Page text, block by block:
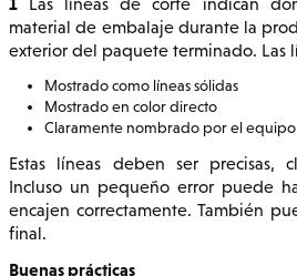
Las líneas de corte indican
material de embalaje durante la
exterior del paquete terminado. Las
Mostrado como líneas sólidas
Mostrado en color directo
Claramente nombrado por el
Estas líneas deben ser precisas,
Incluso un pequeño error puede
encajen correctamente. También
final.
Buenas prácticas